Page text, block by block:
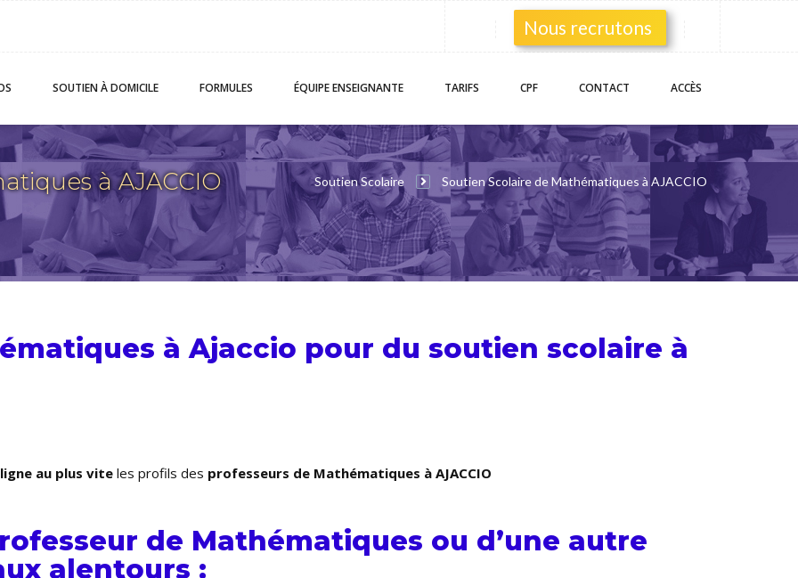
Nous recrutons
SOUTIENÀ DOMICILE FORMULES ÉQUIPEENSEIGNANTE TARIFS CPF CONTACT ACCÈS
à AJACCIO Soutien Scolaire Soutien Scolaire de Mathématiques à AJACCIO
à Ajaccio pour du soutien scolaire à
au plus viteles profils des professeurs de Mathématiques à AJACCIO
de Mathématiques ou d’une autre
alentours :